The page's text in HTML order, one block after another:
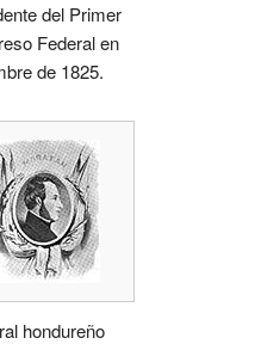
del Primer
Federal en
de 1825.
hondureño